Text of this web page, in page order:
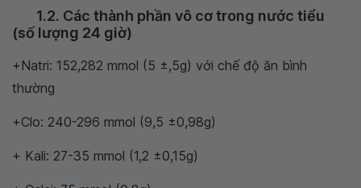
1.2. Các thành phần vô cơ trong nước tiểu
(số lượng 24 giờ)
+Natri: 152,282 mmol (5 ±,5g) với chế độ ăn bình
thường
+Clo: 240-296 mmol (9,5 ±0,98g)
+ Kali: 27-35 mmol (1,2 ±0,15g)